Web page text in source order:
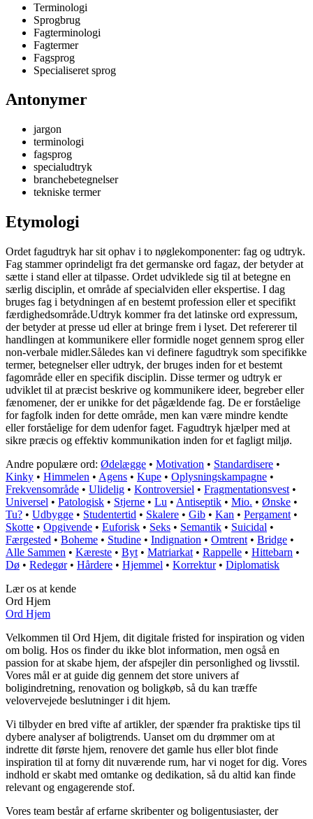
Terminologi
Sprogbrug
Fagterminologi
Fagtermer
Fagsprog
Specialiseret sprog
Antonymer
jargon
terminologi
fagsprog
specialudtryk
branchebetegnelser
tekniske termer
Etymologi
Ordet fagudtryk har sit ophav i to nøglekomponenter: fag og udtryk.
Fag stammer oprindeligt fra det germanske ord fagaz, der betyder at
sætte i stand eller at tilpasse. Ordet udviklede sig til at betegne en
særlig disciplin, et område af specialviden eller ekspertise. I dag
bruges fag i betydningen af en bestemt profession eller et specifikt
færdighedsområde.Udtryk kommer fra det latinske ord expressum,
der betyder at presse ud eller at bringe frem i lyset. Det refererer til
handlingen at kommunikere eller formidle noget gennem sprog eller
non-verbale midler.Således kan vi definere fagudtryk som specifikke
termer, betegnelser eller udtryk, der bruges inden for et bestemt
fagområde eller en specifik disciplin. Disse termer og udtryk er
udviklet til at præcist beskrive og kommunikere ideer, begreber eller
fænomener, der er unikke for det pågældende fag. De er forståelige
for fagfolk inden for dette område, men kan være mindre kendte
eller forståelige for dem udenfor faget. Fagudtryk hjælper med at
sikre præcis og effektiv kommunikation inden for et fagligt miljø.
Andre populære ord: Ødelægge • Motivation • Standardisere •
Kinky • Himmelen • Agens • Kupe • Oplysningskampagne •
Frekvensområde • Ulidelig • Kontroversiel • Fragmentationsvest •
Universel • Patologisk • Stjerne • Lu • Antiseptik • Mio. • Ønske •
Tu? • Udbygge • Studentertid • Skalere • Gib • Kan • Pergament •
Skotte • Opgivende • Euforisk • Seks • Semantik • Suicidal •
Færgested • Boheme • Studine • Indignation • Omtrent • Bridge •
Alle Sammen • Kæreste • Byt • Matriarkat • Rappelle • Hittebarn •
Dø • Redegør• Hårdere • Hjemmel • Korrektur• Diplomatisk
Lær os at kende
Ord Hjem
Ord Hjem
Velkommen til Ord Hjem, dit digitale fristed for inspiration og viden
om bolig. Hos os finder du ikke blot information, men også en
passion for at skabe hjem, der afspejler din personlighed og livsstil.
Vores mål er at guide dig gennem det store univers af
boligindretning, renovation og boligkøb, så du kan træffe
velovervejede beslutninger i dit hjem.
Vi tilbyder en bred vifte af artikler, der spænder fra praktiske tips til
dybere analyser af boligtrends. Uanset om du drømmer om at
indrette dit første hjem, renovere det gamle hus eller blot finde
inspiration til at forny dit nuværende rum, har vi noget for dig. Vores
indhold er skabt med omtanke og dedikation, så du altid kan finde
relevant og engagerende stof.
Vores team består af erfarne skribenter og boligentusiaster, der